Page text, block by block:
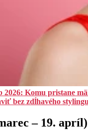
2026: Komu pristane
bez zdĺhavého
– 19. apríl)